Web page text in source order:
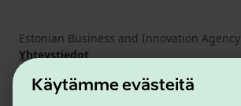
Käytämme evästeitä
Estonian Business and Innovation Agency
Yhteystiedot
Yhteistyökumppanit
Käyttöehdot